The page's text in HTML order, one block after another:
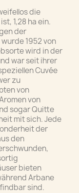
die
1,28 ha ein.
der
1952 von
wird in der
war seit ihrer
Cuvée
zu
von
von
sogar Quitte
mit sich. Jede
der
den
bieten
Arbane
sind.